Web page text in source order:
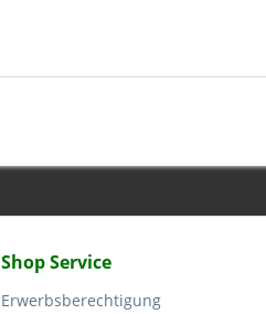
Shop Service
Erwerbsberechtigung